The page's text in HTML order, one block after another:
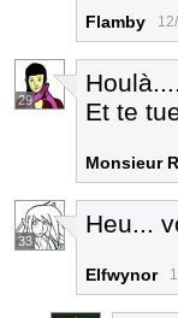
Flamby
29
Et te
Monsieur
33
Heu...
Elfwynor